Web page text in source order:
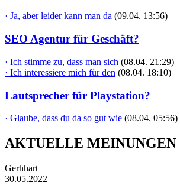
· Ja, aber leider kann man da (09.04. 13:56)
SEO Agentur für Geschäft?
· Ich stimme zu, dass man sich (08.04. 21:29)
· Ich interessiere mich für den (08.04. 18:10)
Lautsprecher für Playstation?
· Glaube, dass du da so gut wie (08.04. 05:56)
AKTUELLE MEINUNGEN
Gerhhart
30.05.2022